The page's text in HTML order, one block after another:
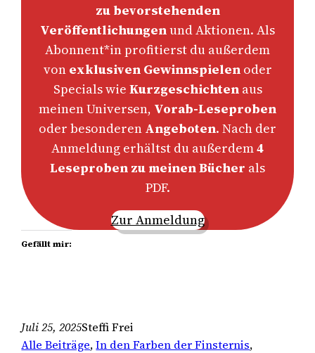
zu bevorstehenden
Veröffentlichungenund Aktionen. Als
Abonnent*in profitierst du außerdem
von exklusiven Gewinnspielenoder
Specials wie Kurzgeschichten aus
meinen Universen, Vorab-Leseproben
oder besonderen Angeboten. Nach der
Anmeldung erhältst du außerdem4
Leseproben zu meinen Bücher als
PDF.
Zur Anmeldung
Gefällt mir:
Juli 25, 2025Steffi Frei
Alle Beiträge, In den Farben der Finsternis